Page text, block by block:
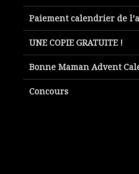
Paiement calendrier de
UNE COPIE GRATUITE !
Bonne Maman Advent
Concours